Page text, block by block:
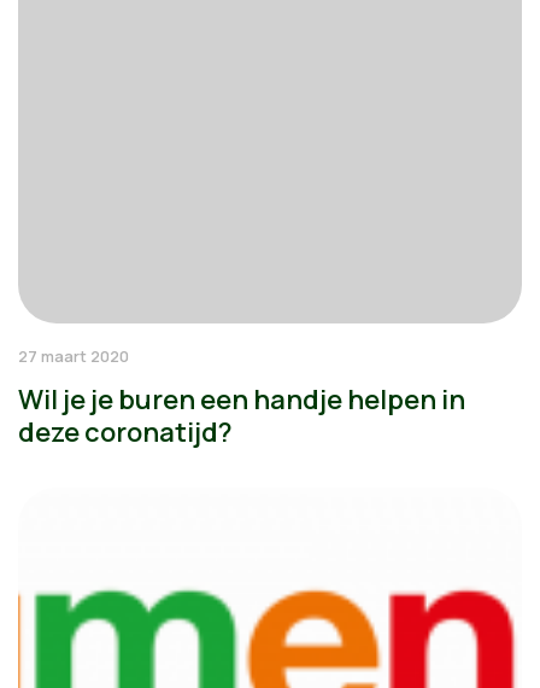
27 maart 2020
Wil je je buren een handje helpen in
deze coronatijd?